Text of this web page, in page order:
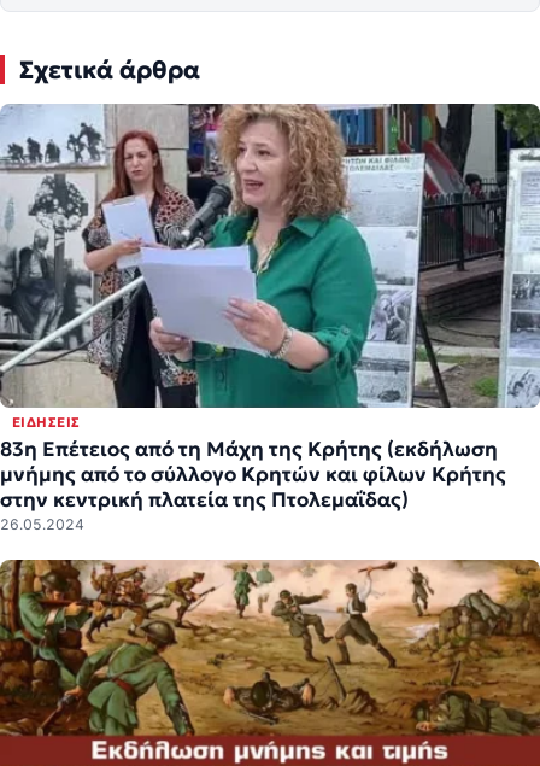
Σχετικά άρθρα
ΕΙΔΉΣΕΙΣ
83η Επέτειος από τη Μάχη της Κρήτης (εκδήλωση
μνήμης από το σύλλογο Κρητών και φίλων Κρήτης
στην κεντρική πλατεία της Πτολεμαΐδας)
26.05.2024